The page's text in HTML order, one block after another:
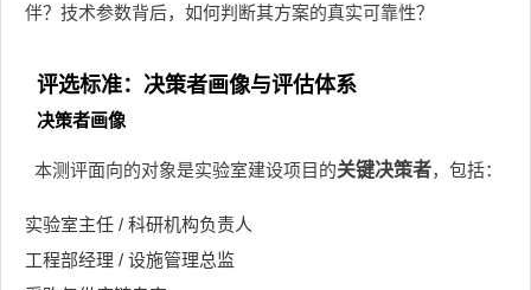
伴？技术参数背后，如何判断其方案的真实可靠性？
评选标准：决策者画像与评估体系
决策者画像
本测评面向的对象是实验室建设项目的关键决策者，包括：
实验室主任 / 科研机构负责人
工程部经理 / 设施管理总监